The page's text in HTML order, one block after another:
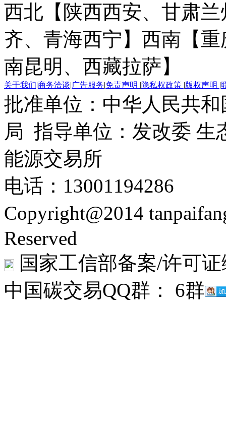
西北【陕西西安、甘肃
齐、青海西宁】 西南【
南昆明、西藏拉萨】
关于我们|商务洽谈|广告服务|免责声明 |隐私权政策 |版权声明 |
批准单位：中华人民共
局 指导单位：发改委 生
能源交易所
电话：13001194286
Copyright@2014
Reserved
国家工信部备案/许可
中国碳交易QQ群： 6群